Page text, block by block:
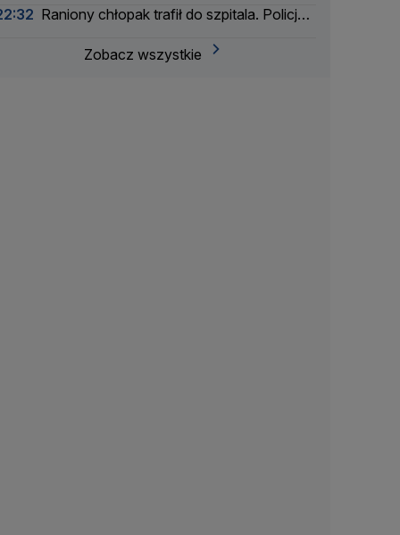
Raniony chłopak trafił do szpitala. Policja
Zobacz wszystkie